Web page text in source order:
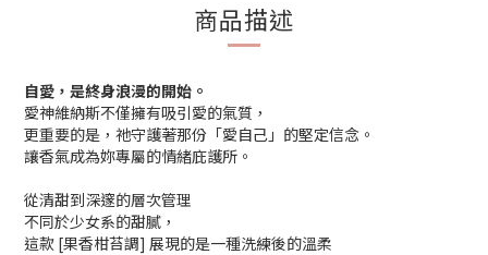
商品描述
自愛，是終身浪漫的開始。
愛神維納斯不僅擁有吸引愛的氣質，
更重要的是，祂守護著那份「愛自己」的堅定信念。
讓香氣成為妳專屬的情緒庇護所。
從清甜到深邃的層次管理
不同於少女系的甜膩，
這款 [果香柑苔調] 展現的是一種洗練後的溫柔